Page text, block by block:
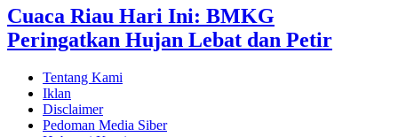
Cuaca Riau Hari Ini: BMKG
Peringatkan Hujan Lebat dan Petir
Tentang Kami
Iklan
Disclaimer
Pedoman Media Siber